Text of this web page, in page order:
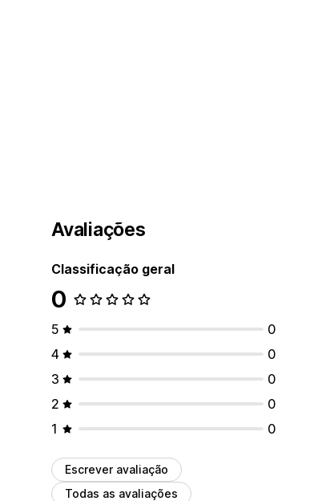
Avaliações
Classificação geral
0
5
0
4
0
3
0
2
0
1
0
Escrever avaliação
Todas as avaliações